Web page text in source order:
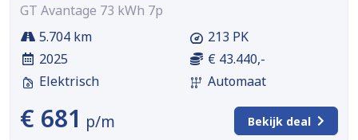
GT Avantage 73 kWh 7p
5.704 km
2025
Elektrisch
213 PK
€ 43.440,-
Automaat
€ 681 p/m Bekijk deal